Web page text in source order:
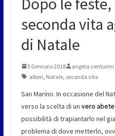
seconda vita
di Natale
5 Gennaio 2018
angela.venturini
alberi Natale, seconda vita
San Marino. In occasione del
verso la scelta di un vero abete
possibilità di trapiantarlo nel
problema di dove metterlo,